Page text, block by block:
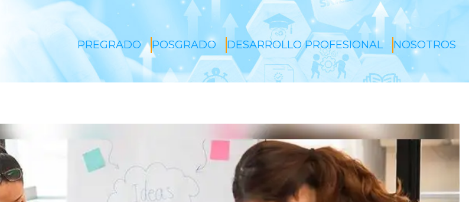
PREGRADO POSGRADO DESARROLLO PROFESIONAL NOSOTROS